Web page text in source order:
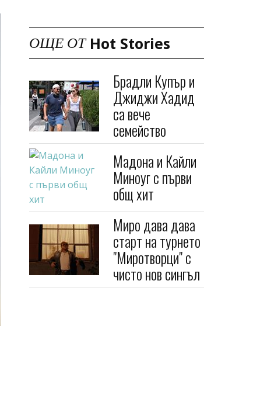
ОЩЕ ОТ Hot Stories
Брадли Купър и
Джиджи Хадид
са вече
семейство
Мадона и Кайли
Миноуг с първи
общ хит
Миро дава дава
старт на турнето
"Миротворци" с
чисто нов сингъл